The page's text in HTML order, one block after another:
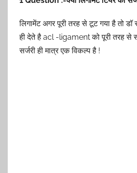
लिगामेंट अगर पूरी तरह से टूट गया है तो डॉ
ही देते है acl -ligament को पूरी तरह से
सर्जरी ही मात्र एक विकल्प है !